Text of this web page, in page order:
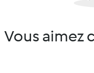
Vous aimez